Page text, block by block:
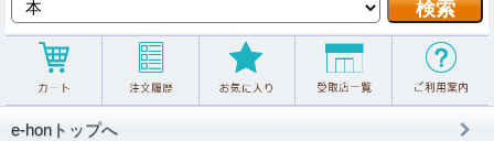
e-honトップへ